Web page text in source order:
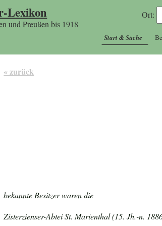
Lexikon
und Preußen bis 1918
Ort:
Start & Suche
« zurück
bekannte Besitzer waren die
Zisterzienser-Abtei St. Marienthal(15. Jh.-n.